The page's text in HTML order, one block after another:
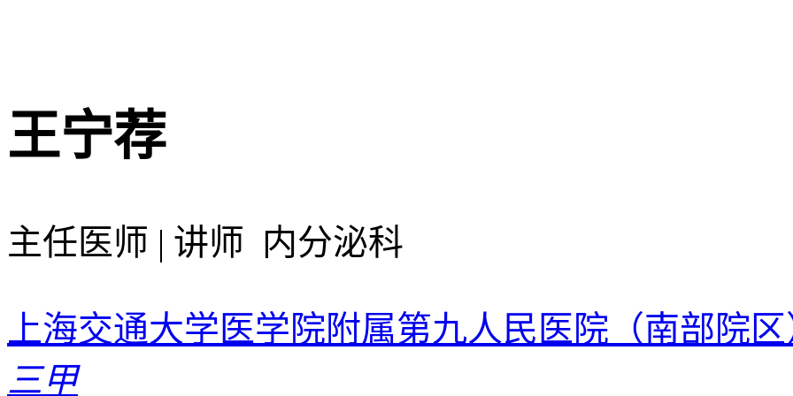
王宁荐
主任医师 | 讲师 内分泌科
上海交通大学医学院附属第九人民医院（南部院
三甲